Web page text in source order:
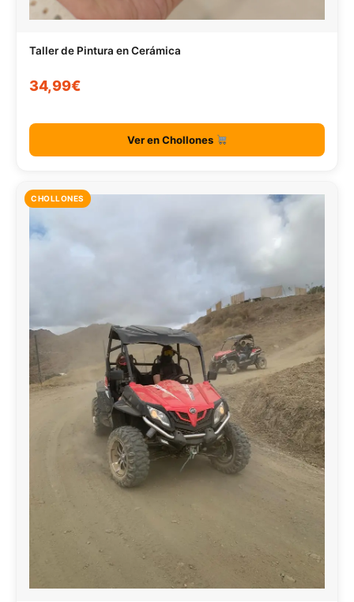
Taller de Pintura en Cerámica
34,99€
Ver en Chollones
CHOLLONES